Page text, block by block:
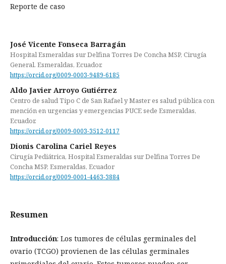
Reporte de caso
José Vicente Fonseca Barragán
Hospital Esmeraldas sur Delfina Torres De Concha MSP, Cirugía
General. Esmeraldas, Ecuador.
https://orcid.org/0009-0003-9489-6185
Aldo Javier Arroyo Gutiérrez
Centro de salud Tipo C de San Rafael y Master es salud pública con
mención en urgencias y emergencias PUCE sede Esmeraldas,
Ecuador.
https://orcid.org/0009-0003-3512-0117
Dionis Carolina Cariel Reyes
Cirugía Pediátrica, Hospital Esmeraldas sur Delfina Torres De
Concha MSP, Esmeraldas, Ecuador
https://orcid.org/0009-0001-4463-3884
Resumen
Introducción: Los tumores de células germinales del
ovario (TCGO) provienen de las células germinales